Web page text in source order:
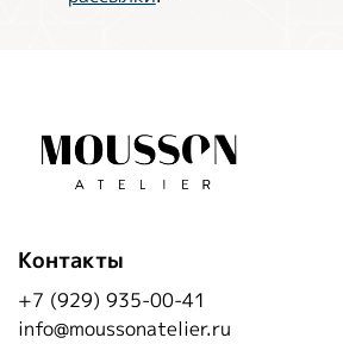
Контакты
+7 (929) 935-00-41
info@moussonatelier.ru